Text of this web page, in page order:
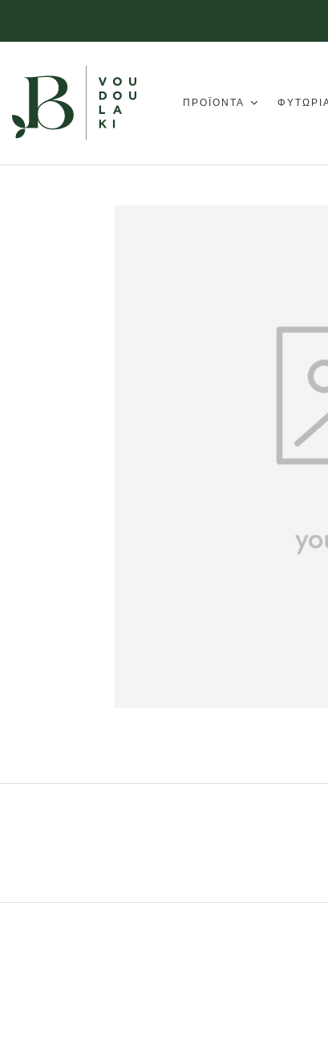
ΠΡΟΪΟΝΤΑ